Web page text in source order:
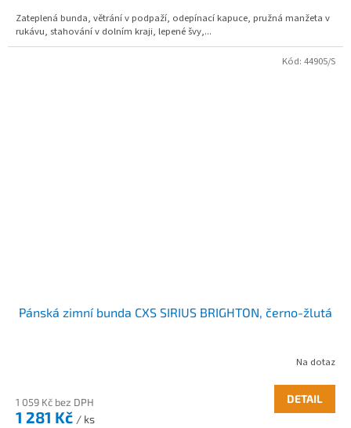
Zateplená bunda, větrání v podpaží, odepínací kapuce, pružná manžeta v
rukávu, stahování v dolním kraji, lepené švy,...
Pánská zimní bunda CXS SIRIUS BRIGHTON, černo-žlutá
Na dotaz
1 059 Kč bez DPH
1 281 Kč / ks
DETAIL
Kód: 44905/S